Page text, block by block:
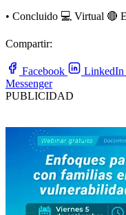
• Concluido 💻 Virtual 🔴
Compartir:
Facebook LinkedIn
Messenger
PUBLICIDAD